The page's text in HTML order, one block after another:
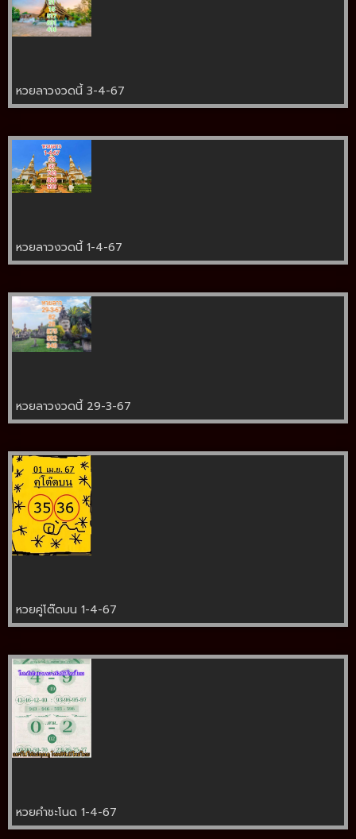
หวยลาวงวดนี้ 3-4-67
หวยลาวงวดนี้ 1-4-67
หวยลาวงวดนี้ 29-3-67
หวยคู่โต๊ดบน 1-4-67
หวยคำชะโนด 1-4-67